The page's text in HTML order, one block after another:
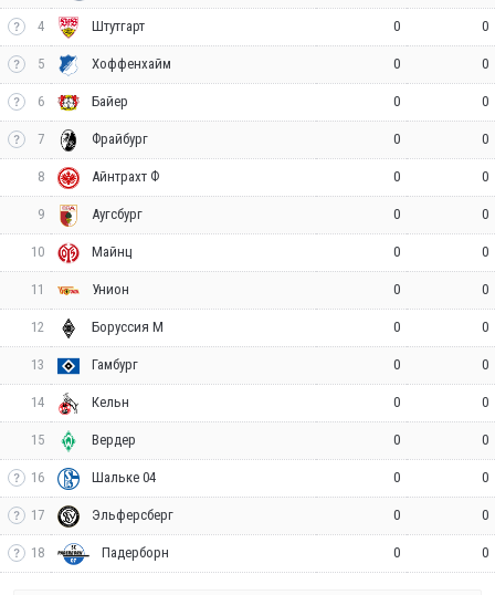
4 Штутгарт 0 0
5 Хоффенхайм 0 0
6 Байер 0 0
7 Фрайбург 0 0
8 Айнтрахт Ф 0 0
9 Аугсбург 0 0
10 Майнц 0 0
11 Унион 0 0
12 Боруссия М 0 0
13 Гамбург 0 0
14 Кельн 0 0
15 Вердер 0 0
16 Шальке 04 0 0
17 Эльферсберг 0 0
18 Падерборн 0 0